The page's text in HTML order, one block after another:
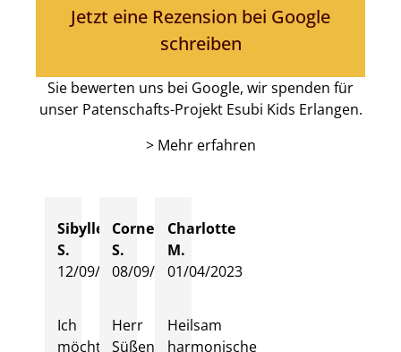
Jetzt eine Rezension bei Google
schreiben
Sie bewerten uns bei Google, wir spenden für
unser Patenschafts-Projekt Esubi Kids Erlangen.
> Mehr erfahren
Sibylle
S.
12/09/2024
Ich
möchte
Cornelius
S.
08/09/2024
Herr
Süßenbach-
Charlotte
M.
01/04/2023
Heilsam
harmonische